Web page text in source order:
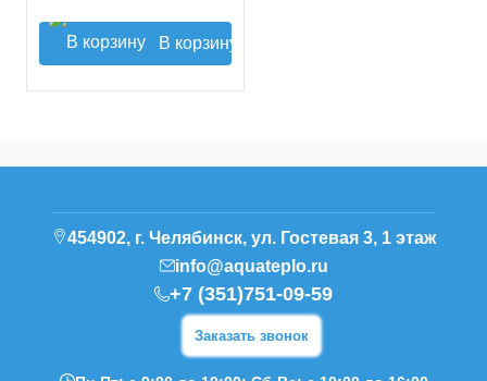
В корзину
454902, г. Челябинск, ул. Гостевая 3, 1 этаж
info@aquateplo.ru
+7 (351)751-09-59
Заказать звонок